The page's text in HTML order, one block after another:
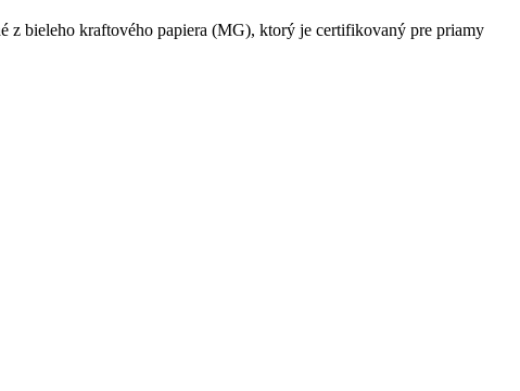
z bieleho kraftového papiera (MG), ktorý je certifikovaný pre priamy